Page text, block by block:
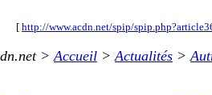
[ http://www.acdn.net/spip/
>Accueil >Actualités >